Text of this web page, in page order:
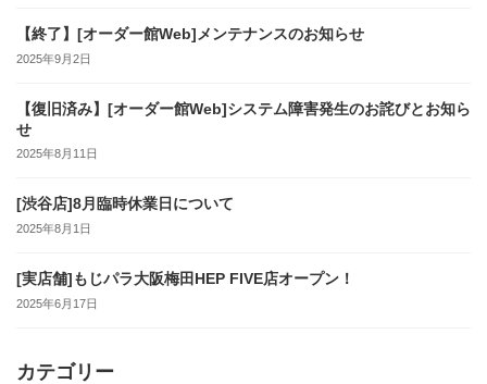
【終了】[オーダー館Web]メンテナンスのお知らせ
2025年9月2日
【復旧済み】[オーダー館Web]システム障害発生のお詫びとお知ら
せ
2025年8月11日
[渋谷店]8月臨時休業日について
2025年8月1日
[実店舗]もじパラ大阪梅田HEP FIVE店オープン！
2025年6月17日
カテゴリー